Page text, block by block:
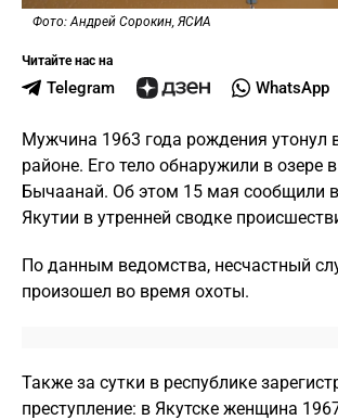
Фото: Андрей Сорокин, ЯСИА
Читайте нас на
Telegram WhatsApp
Мужчина 1963 года рождения утонул
районе. Его тело обнаружили в озере
Бычаанай. Об этом 15 мая сообщили
Якутии в утренней сводке
По данным ведомства, несчастный
произошел во время охоты.
Также за сутки в республике
преступление: в Якутске женщина